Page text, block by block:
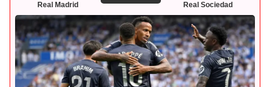
Real Madrid Real Sociedad